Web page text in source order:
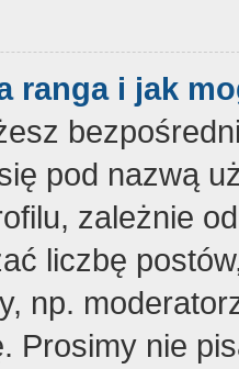
ranga i jak
pod nazwą
zależnie
liczbę
np.
Prosimy nie